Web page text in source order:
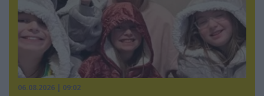
06.08.2026 | 09:02